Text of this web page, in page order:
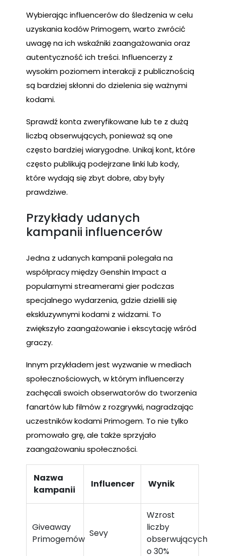
Wybierając influencerów do śledzenia w celu
uzyskania kodów Primogem, warto zwrócić
uwagę na ich wskaźniki zaangażowania oraz
autentyczność ich treści. Influencerzy z
wysokim poziomem interakcji z publicznością
są bardziej skłonni do dzielenia się ważnymi
kodami.
Sprawdź konta zweryfikowane lub te z dużą
liczbą obserwujących, ponieważ są one
często bardziej wiarygodne. Unikaj kont, które
często publikują podejrzane linki lub kody,
które wydają się zbyt dobre, aby były
prawdziwe.
Przykłady udanych
kampanii influencerów
Jedna z udanych kampanii polegała na
współpracy między Genshin Impact a
popularnymi streamerami gier podczas
specjalnego wydarzenia, gdzie dzielili się
ekskluzywnymi kodami z widzami. To
zwiększyło zaangażowanie i ekscytację wśród
graczy.
Innym przykładem jest wyzwanie w mediach
społecznościowych, w którym influencerzy
zachęcali swoich obserwatorów do tworzenia
fanartów lub filmów z rozgrywki, nagradzając
uczestników kodami Primogem. To nie tylko
promowało grę, ale także sprzyjało
zaangażowaniu społeczności.
Nazwa
kampanii
Influencer Wynik
Giveaway
Primogemów
Sevy
Wzrost
liczby
obserwujących
o 30%